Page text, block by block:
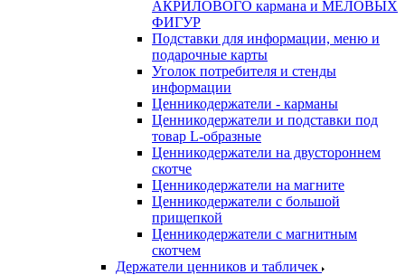
АКРИЛОВОГО кармана и МЕЛОВЫХ
ФИГУР
Подставки для информации, меню и
подарочные карты
Уголок потребителя и стенды
информации
Ценникодержатели - карманы
Ценникодержатели и подставки под
товар L-образные
Ценникодержатели на двустороннем
скотче
Ценникодержатели на магните
Ценникодержатели с большой
прищепкой
Ценникодержатели с магнитным
скотчем
Держатели ценников и табличек